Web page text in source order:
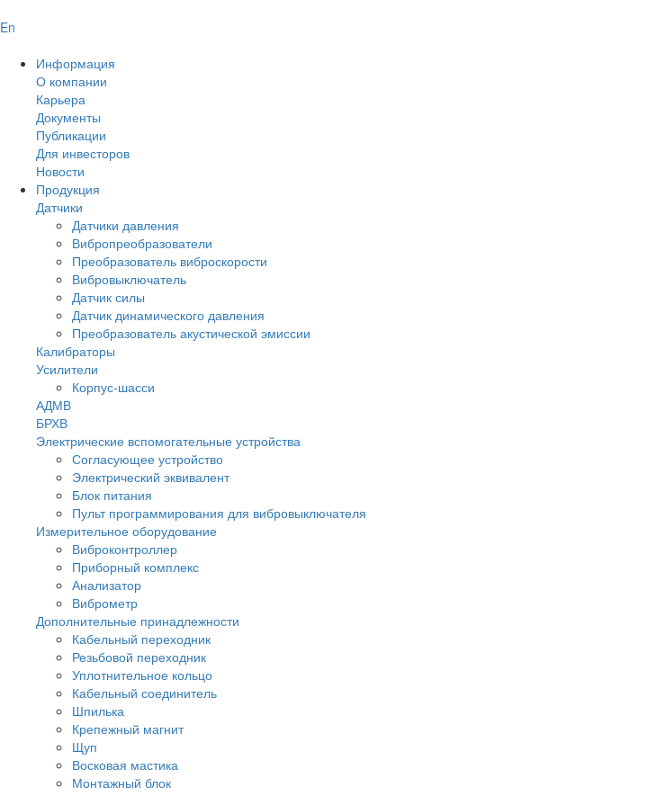
En
Информация
О компании
Карьера
Документы
Публикации
Для инвесторов
Новости
Продукция
Датчики
Датчики давления
Вибропреобразователи
Преобразователь виброскорости
Вибровыключатель
Датчик силы
Датчик динамического давления
Преобразователь акустической эмиссии
Калибраторы
Усилители
Корпус-шасси
АДМВ
БРХВ
Электрические вспомогательные устройства
Согласующее устройство
Электрический эквивалент
Блок питания
Пульт программирования для вибровыключателя
Измерительное оборудование
Виброконтроллер
Приборный комплекс
Анализатор
Виброметр
Дополнительные принадлежности
Кабельный переходник
Резьбовой переходник
Уплотнительное кольцо
Кабельный соединитель
Шпилька
Крепежный магнит
Щуп
Восковая мастика
Монтажный блок